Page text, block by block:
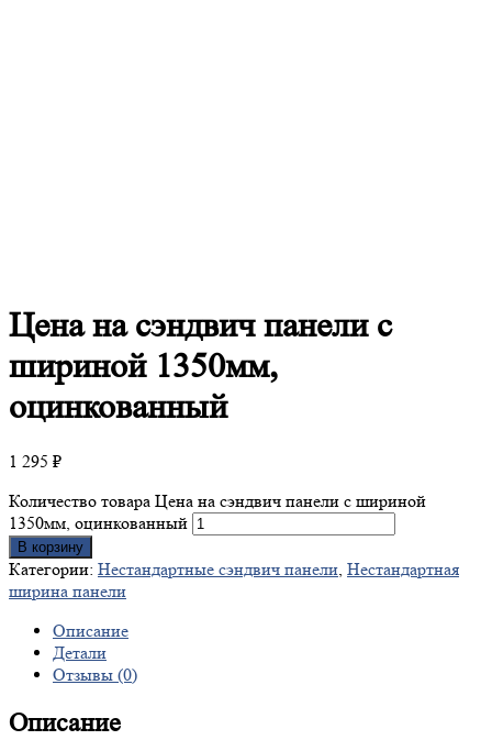
Ценана сэндвич панели с
шириной 1350мм,
оцинкованный
1 295 ₽
Количество товара Цена на сэндвич панели с шириной
1350мм, оцинкованный
В корзину
Категории: Нестандартные сэндвич панели, Нестандартная
ширина панели
Описание
Детали
Отзывы (0)
Описание